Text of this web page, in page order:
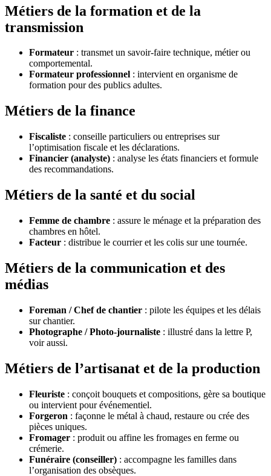
Métiers de la formation et de la
transmission
Formateur : transmet un savoir-faire technique, métier ou
comportemental.
Formateur professionnel : intervient en organisme de
formation pour des publics adultes.
Métiers de la finance
Fiscaliste : conseille particuliers ou entreprises sur
l’optimisation fiscale et les déclarations.
Financier (analyste) : analyse les états financiers et formule
des recommandations.
Métiers de la santé et du social
Femme de chambre : assure le ménage et la préparation des
chambres en hôtel.
Facteur : distribue le courrier et les colis sur une tournée.
Métiers de la communication et des
médias
Foreman / Chef de chantier : pilote les équipes et les délais
sur chantier.
Photographe / Photo-journaliste : illustré dans la lettre P,
voir aussi.
Métiers de l’artisanat et de la production
Fleuriste : conçoit bouquets et compositions, gère sa boutique
ou intervient pour événementiel.
Forgeron : façonne le métal à chaud, restaure ou crée des
pièces uniques.
Fromager : produit ou affine les fromages en ferme ou
crémerie.
Funéraire (conseiller) : accompagne les familles dans
l’organisation des obsèques.